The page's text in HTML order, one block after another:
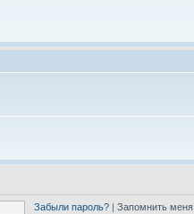
Забыли пароль? Запомнить меня